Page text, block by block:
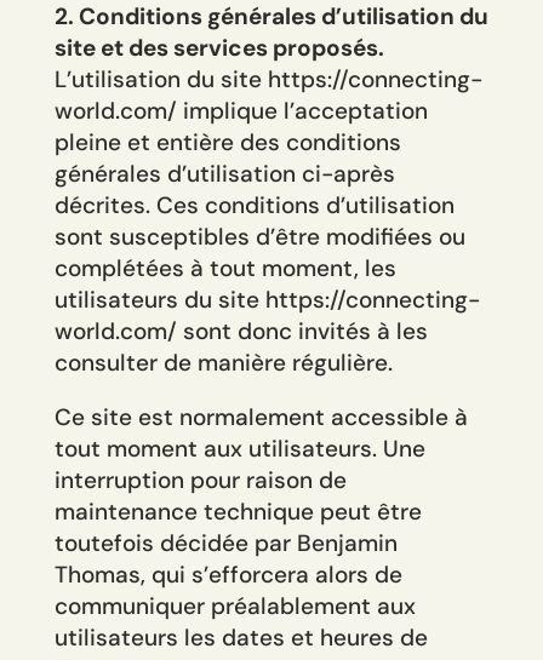
2. Conditions générales d’utilisation du
site et des services proposés.
L’utilisation du site https://connecting-
world.com/ implique l’acceptation
pleine et entière des conditions
générales d’utilisation ci-après
décrites. Ces conditions d’utilisation
sont susceptibles d’être modifiées ou
complétées à tout moment, les
utilisateurs du site https://connecting-
world.com/ sont donc invités à les
consulter de manière régulière.
Ce site est normalement accessible à
tout moment aux utilisateurs. Une
interruption pour raison de
maintenance technique peut être
toutefois décidée par Benjamin
Thomas, qui s’efforcera alors de
communiquer préalablement aux
utilisateurs les dates et heures de